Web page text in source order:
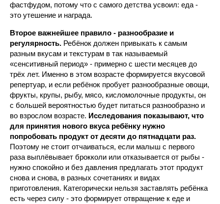
фастфудом, потому что с самого детства усвоил: еда -
это утешение и награда.
Второе важнейшее правило - разнообразие и
регулярность. Ребёнок должен привыкать к самым
разным вкусам и текстурам в так называемый
«сенситивный период» - примерно с шести месяцев до
трёх лет. Именно в этом возрасте формируется вкусовой
репертуар, и если ребёнок пробует разнообразные овощи,
фрукты, крупы, рыбу, мясо, кисломолочные продукты, он
с большей вероятностью будет питаться разнообразно и
во взрослом возрасте. Исследования показывают, что
для принятия нового вкуса ребёнку нужно
попробовать продукт от десяти до пятнадцати раз.
Поэтому не стоит отчаиваться, если малыш с первого
раза выплёвывает брокколи или отказывается от рыбы -
нужно спокойно и без давления предлагать этот продукт
снова и снова, в разных сочетаниях и видах
приготовления. Категорически нельзя заставлять ребёнка
есть через силу - это формирует отвращение к еде и